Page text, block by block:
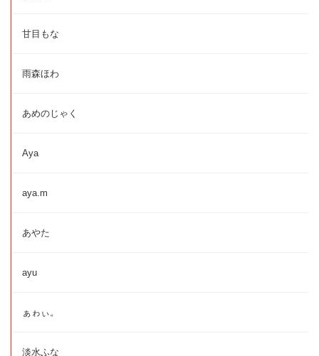
甘目もな
雨森ほわ
あめのじゃく
Aya
aya.m
あやた
ayu
ぁゎぃ。
淡水ふな